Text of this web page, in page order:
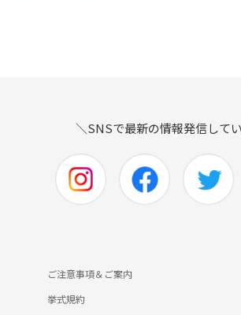
＼SNSで最新の情報発信して
ご注意事項＆ご案内
挙式規約